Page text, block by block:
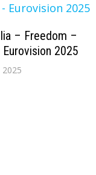
– Freedom –
2025